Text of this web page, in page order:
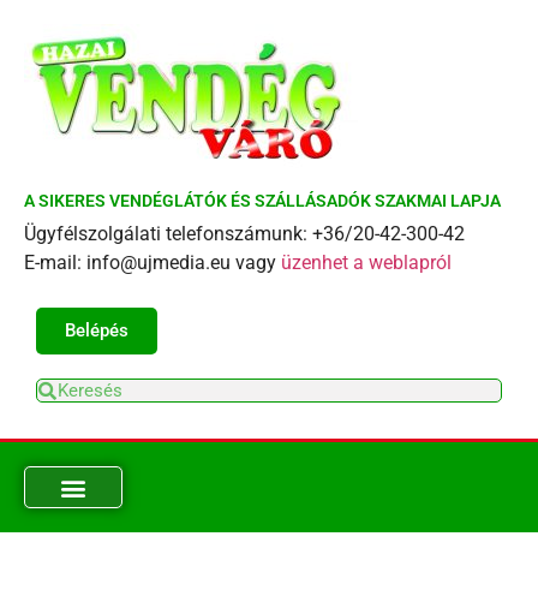
A SIKERES VENDÉGLÁTÓK ÉS SZÁLLÁSADÓK SZAKMAI LAPJA
Ügyfélszolgálati telefonszámunk: +36/20-42-300-42
E-mail: info@ujmedia.eu vagy üzenhet a weblapról
Belépés